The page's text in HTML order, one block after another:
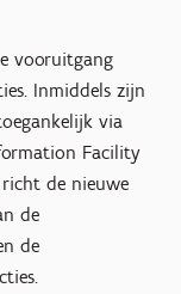
vooruitgang
Inmiddels zijn
via
Facility
richt de nieuwe
de
de